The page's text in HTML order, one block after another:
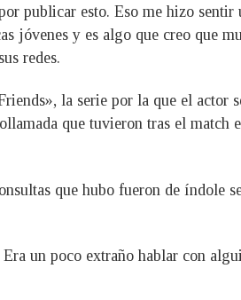
publicar esto. Eso me hizo
jóvenes y es algo que creo que
redes.
la serie por la que el actor
que tuvieron tras el match
que hubo fueron de índole
un poco extraño hablar con